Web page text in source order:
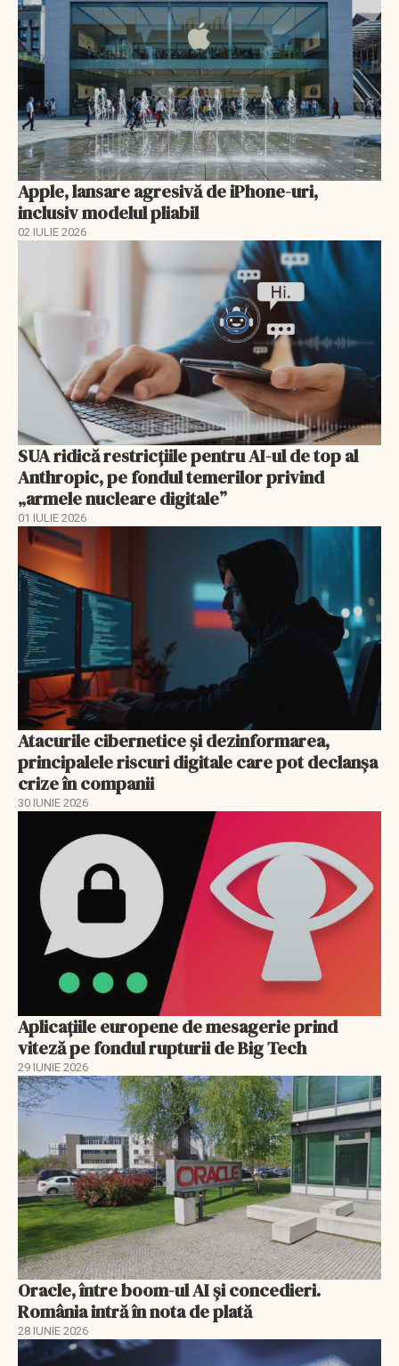
Apple, lansare agresivă de iPhone-uri,
inclusiv modelul pliabil
02 IULIE 2026
SUA ridică restricțiile pentru AI-ul de top al
Anthropic, pe fondul temerilor privind
„armele nucleare digitale”
01 IULIE 2026
Atacurile cibernetice şi dezinformarea,
principalele riscuri digitale care pot declanşa
crize în companii
30 IUNIE 2026
Aplicațiile europene de mesagerie prind
viteză pe fondul rupturii de Big Tech
29 IUNIE 2026
Oracle, între boom-ul AI și concedieri.
România intră în nota de plată
28 IUNIE 2026